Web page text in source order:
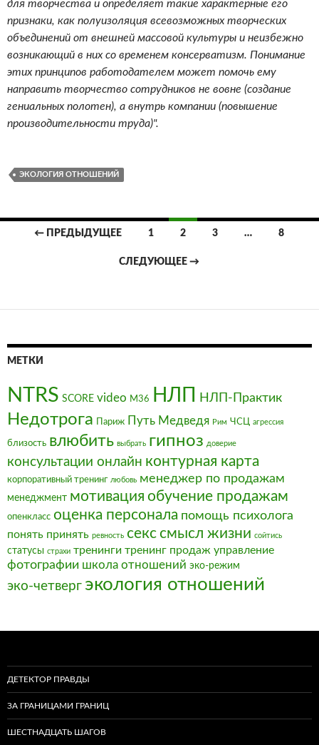
для творчества и определяет такие характерные его
признаки, как полуизоляция всевозможных творческих
объединений от внешней массовой культуры и неизбежно
возникающий в них со временем консерватизм. Понимание
этих принципов работодателем может помочь ему
направить творчество сотрудников не вовне (создание
гениальных полотен), а внутрь компании (повышение
производительности труда)".
ЭКОЛОГИЯ ОТНОШЕНИЙ
Навигация
← ПРЕДЫДУЩЕЕ 1 2 3 … 8
СЛЕДУЮЩЕЕ →
МЕТКИ
NTRS SCORE video М36 НЛП НЛП-Практик
Недотрога Париж Путь Медведя Рим ЧСЦ агрессия
близость влюбить выбрать гипноз доверие
консультации онлайн контурная карта
корпоративный тренинг любовь менеджер по продажам
менеджмент мотивация обучение продажам
опенкласс оценка персонала помощь психолога
понять принять ревность секссмысл жизни сойтись
статусы страхи тренинги тренинг продаж управление
фотографии школа отношений эко-режим
эко-четверг экология отношений
ДЕТЕКТОР ПРАВДЫ
ЗА ГРАНИЦАМИ ГРАНИЦ
ШЕСТНАДЦАТЬ ШАГОВ